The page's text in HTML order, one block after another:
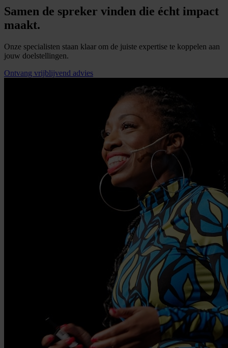
Samen de spreker vinden die écht impact
maakt.
Onze specialisten staan klaar om de juiste expertise te koppelen aan
jouw doelstellingen.
Ontvang vrijblijvend advies